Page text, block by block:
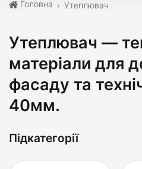
Головна Утеплювач
Утеплювач —
матеріали для
фасаду та
40мм.
Підкатегорії